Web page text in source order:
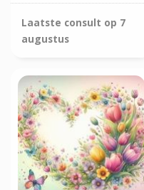
Laatste consult op 7
augustus